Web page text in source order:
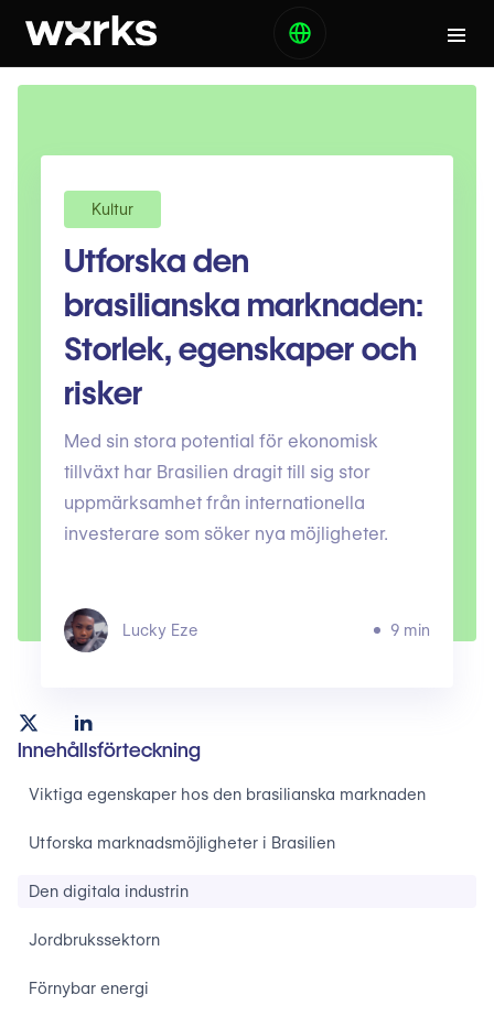
Kultur
Utforska den
brasilianska marknaden:
Storlek, egenskaper och
risker
Med sin stora potential för ekonomisk
tillväxt har Brasilien dragit till sig stor
uppmärksamhet från internationella
investerare som söker nya möjligheter.
Lucky Eze 9 min
Innehållsförteckning
Viktiga egenskaper hos den brasilianska marknaden
Utforska marknadsmöjligheter i Brasilien
Den digitala industrin
Jordbrukssektorn
Förnybar energi